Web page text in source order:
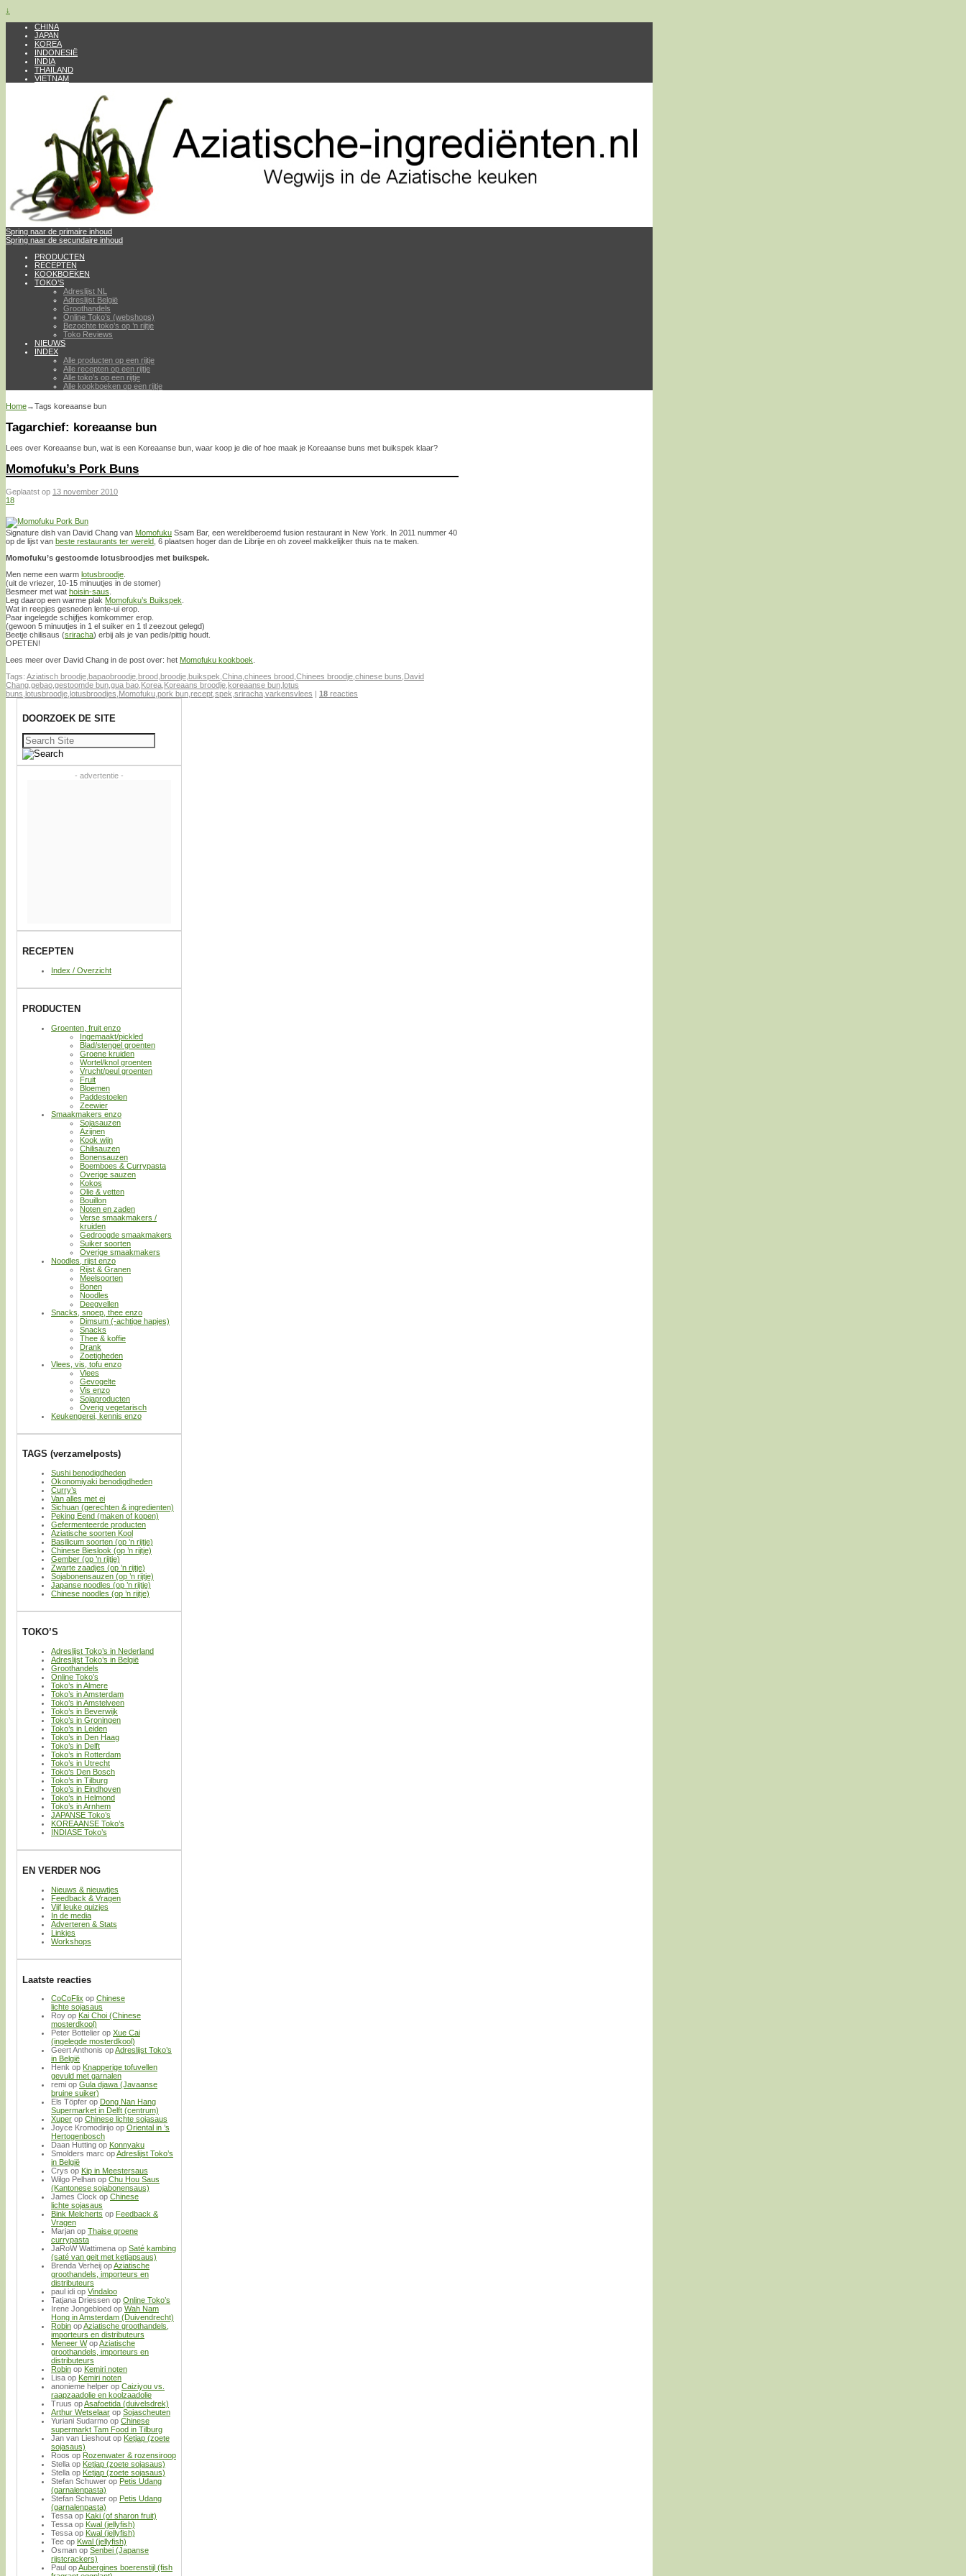
↓
CHINA
JAPAN
KOREA
INDONESIË
INDIA
THAILAND
VIETNAM
Spring naar de primaire inhoud
Spring naar de secundaire inhoud
PRODUCTEN
RECEPTEN
KOOKBOEKEN
TOKO’S
Adreslijst NL
Adreslijst België
Groothandels
Online Toko’s (webshops)
Bezochte toko’s op ’n rijtje
Toko Reviews
NIEUWS
INDEX
Alle producten op een rijtje
Alle recepten op een rijtje
Alle toko’s op een rijtje
Alle kookboeken op een rijtje
Home→Tags koreaanse bun
Tagarchief: koreaanse bun
Lees over Koreaanse bun, wat is een Koreaanse bun, waar koop je die of hoe maak je Koreaanse buns met buikspek klaar?
Momofuku’s Pork Buns
Geplaatst op 13 november 2010
18
Signature dish van David Chang van Momofuku Ssam Bar, een wereldberoemd fusion restaurant in New York. In 2011 nummer 40
op de lijst van beste restaurants ter wereld , 6 plaatsen hoger dan de Librije en oh zoveel makkelijker thuis na te maken.
Momofuku’s gestoomde lotusbroodjes met buikspek.
Men neme een warm lotusbroodje
(uit de vriezer, 10-15 minuutjes in de stomer)
Besmeer met wat hoisin-saus
Leg daarop een warme plak Momofuku’s Buikspek
Wat in reepjes gesneden lente-ui erop.
Paar ingelegde schijfjes komkommer erop.
(gewoon 5 minuutjes in 1 el suiker en 1 tl zeezout gelegd)
Beetje chilisaus (sriracha) erbij als je van pedis/pittig houdt.
OPETEN!
Lees meer over David Chang in de post over: het Momofuku kookboek
Tags: Aziatisch broodje bapaobroodje brood broodje buikspek China chinees brood Chinees broodje chinese buns David
Chang gebao gestoomde bun gua bao Korea Koreaans broodje koreaanse bun lotus
buns lotusbroodje lotusbroodjes Momofuku pork bun recept spek sriracha varkensvlees 18 reacties
DOORZOEK DE SITE
Zoeken
naar:
- advertentie -
RECEPTEN
Index / Overzicht
PRODUCTEN
Groenten, fruit enzo
Ingemaakt/pickled
Blad/stengel groenten
Groene kruiden
Wortel/knol groenten
Vrucht/peul groenten
Fruit
Bloemen
Paddestoelen
Zeewier
Smaakmakers enzo
Sojasauzen
Azijnen
Kook wijn
Chilisauzen
Bonensauzen
Boemboes & Currypasta
Overige sauzen
Kokos
Olie & vetten
Bouillon
Noten en zaden
Verse smaakmakers /
kruiden
Gedroogde smaakmakers
Suiker soorten
Overige smaakmakers
Noodles, rijst enzo
Rijst & Granen
Meelsoorten
Bonen
Noodles
Deegvellen
Snacks, snoep, thee enzo
Dimsum (-achtige hapjes)
Snacks
Thee & koffie
Drank
Zoetigheden
Vlees, vis, tofu enzo
Vlees
Gevogelte
Vis enzo
Sojaproducten
Overig vegetarisch
Keukengerei, kennis enzo
TAGS (verzamelposts)
Sushi benodigdheden
Okonomiyaki benodigdheden
Curry’s
Van alles met ei
Sichuan (gerechten & ingredienten)
Peking Eend (maken of kopen)
Gefermenteerde producten
Aziatische soorten Kool
Basilicum soorten (op ’n rijtje)
Chinese Bieslook (op ’n rijtje)
Gember (op ’n rijtje)
Zwarte zaadjes (op ’n rijtje)
Sojabonensauzen (op ’n rijtje)
Japanse noodles (op ’n rijtje)
Chinese noodles (op ’n rijtje)
TOKO’S
Adreslijst Toko’s in Nederland
Adreslijst Toko’s in België
Groothandels
Online Toko’s
Toko’s in Almere
Toko’s in Amsterdam
Toko’s in Amstelveen
Toko’s in Beverwijk
Toko’s in Groningen
Toko’s in Leiden
Toko’s in Den Haag
Toko’s in Delft
Toko’s in Rotterdam
Toko’s in Utrecht
Toko’s Den Bosch
Toko’s in Tilburg
Toko’s in Eindhoven
Toko’s in Helmond
Toko’s in Arnhem
JAPANSE Toko’s
KOREAANSE Toko’s
INDIASE Toko’s
EN VERDER NOG
Nieuws & nieuwtjes
Feedback & Vragen
Vijf leuke quizjes
In de media
Adverteren & Stats
Linkjes
Workshops
Laatste reacties
CoCoFlix op Chinese
lichte sojasaus
Roy op Kai Choi (Chinese
mosterdkool)
Peter Bottelier op Xue Cai
(ingelegde mosterdkool)
Geert Anthonis opAdreslijst Toko’s
in België
Henk op Knapperige tofuvellen
gevuld met garnalen
remi op Gula djawa (Javaanse
bruine suiker)
Els Töpfer op Dong Nan Hang
Supermarket in Delft (centrum)
Xuper op Chinese lichte sojasaus
Joyce Kromodirijo op Oriental in ’s
Hertogenbosch
Daan Hutting op Konnyaku
Smolders marc opAdreslijst Toko’s
in België
Crys op Kip in Meestersaus
Wilgo Pelhan op Chu Hou Saus
(Kantonese sojabonensaus)
James Clock op Chinese
lichte sojasaus
Bink Melcherts op Feedback &
Vragen
Marjan op Thaise groene
currypasta
JaRoW Wattimena op Saté kambing
(saté van geit met ketjapsaus)
Brenda Verheij opAziatische
groothandels, importeurs en
distributeurs
paul idi op Vindaloo
Tatjana Driessen op Online Toko’s
Irene Jongebloed op Wah Nam
Hong in Amsterdam (Duivendrecht)
Robin opAziatische groothandels,
importeurs en distributeurs
Meneer WopAziatische
groothandels, importeurs en
distributeurs
Robin op Kemiri noten
Lisa op Kemiri noten
anonieme helper op Caiziyou vs.
raapzaadolie en koolzaadolie
Truus opAsafoetida (duivelsdrek)
Arthur Wetselaar op Sojascheuten
Yuriani Sudarmo op Chinese
supermarkt Tam Food in Tilburg
Jan van Lieshout op Ketjap (zoete
sojasaus)
Roos op Rozenwater & rozensiroop
Stella op Ketjap (zoete sojasaus)
Stella op Ketjap (zoete sojasaus)
Stefan Schuwer op Petis Udang
(garnalenpasta)
Stefan Schuwer op Petis Udang
(garnalenpasta)
Tessa op Kaki (of sharon fruit)
Tessa op Kwal (jellyfish)
Tessa op Kwal (jellyfish)
Tee op Kwal (jellyfish)
Osman op Senbei (Japanse
rijstcrackers)
Paul opAubergines boerenstijl (fish